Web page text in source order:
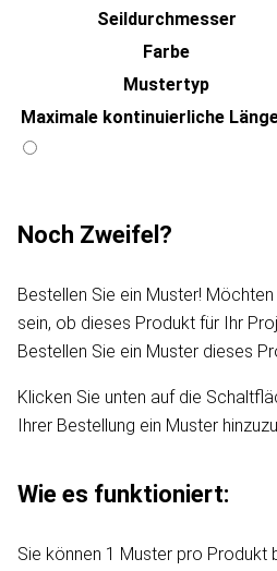
Seildurchmesser
Farbe
Mustertyp
Maximale kontinuierliche
Noch Zweifel?
Bestellen Sie ein Muster!
sein, ob dieses Produkt für Ihr
Bestellen Sie ein Muster dieses
Klicken Sie unten auf die
Ihrer Bestellung ein Muster
Wie es funktioniert:
Sie können 1 Muster pro Produkt